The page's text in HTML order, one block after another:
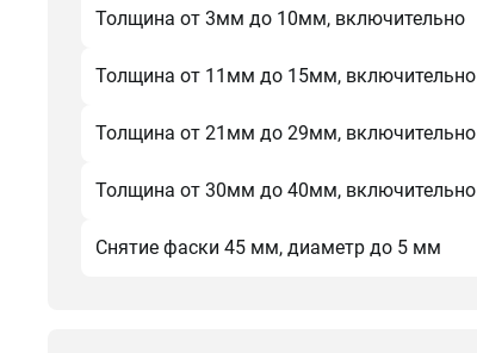
Толщина от 3мм до 10мм, включительно
Толщина от 11мм до 15мм, включительно
Толщина от 21мм до 29мм, включительно
Толщина от 30мм до 40мм, включительно
Снятие фаски 45 мм, диаметр до 5 мм